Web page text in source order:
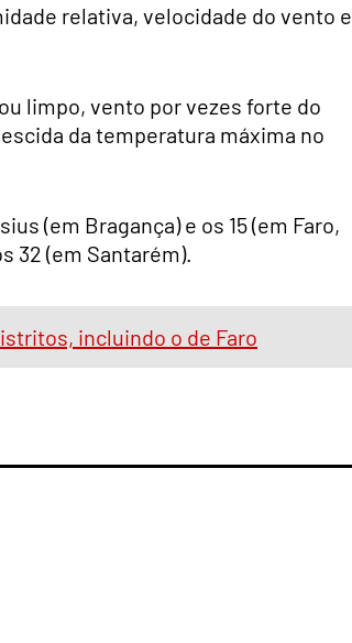
relativa, velocidade do vento e
limpo, vento por vezes forte do
da temperatura máxima no
(em Bragança) e os 15 (em Faro,
32 (em Santarém).
incluindo o de Faro